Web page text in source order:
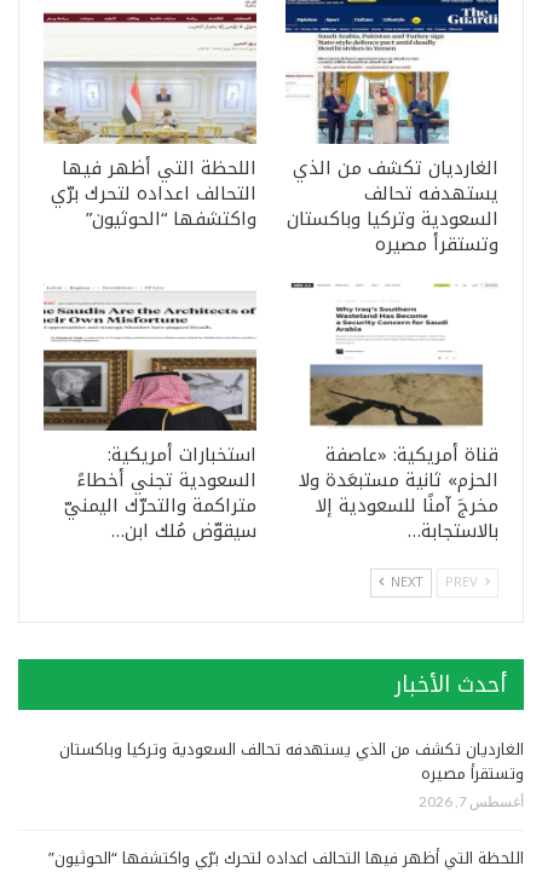
الغارديان تكشف من الذي
يستهدفه تحالف
السعودية وتركيا وباكستان
وتستقرأ مصيره
اللحظة التي أظهر فيها
التحالف اعداده لتحرك برّي
واكتشفها “الحوثيون”
قناة أمريكية: «عاصفة
الحزم» ثانية مستبعَدة ولا
مخرجَ آمنًا للسعودية إلا
بالاستجابة…
استخبارات أمريكية:
السعودية تجني أخطاءً
متراكمة والتحرّك اليمنيّ
سيقوّض مُلك ابن…
NEXT
أحدث الأخبار
الغارديان تكشف من الذي يستهدفه تحالف السعودية وتركيا وباكستان
وتستقرأ مصيره
أغسطس 7, 2026
اللحظة التي أظهر فيها التحالف اعداده لتحرك برّي واكتشفها “الحوثيون”